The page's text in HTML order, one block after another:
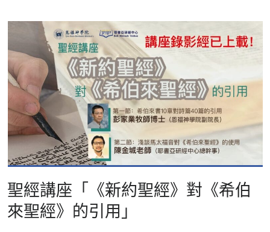
聖經講座「《新約聖經》對《希伯
來聖經》的引用」